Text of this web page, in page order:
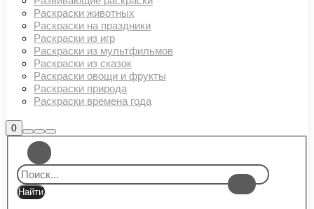
Раскраски животных
Раскраски на праздники
Раскраски из игр
Раскраски из мультфильмов
Раскраски из сказок
Раскраски овощи и фрукты
Раскраски природа
Раскраски времена года
0Боковая
панель
магазина
Найти
Больше
информации
Главное
меню